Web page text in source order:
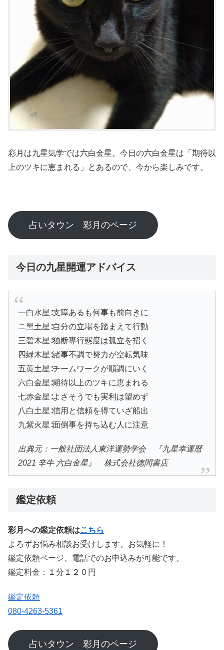
彩月は九星気学では六白金星。今日の六白金星は「期待以
上のツキに恵まれる」とあるので、今から楽しみです。
占いタウン 彩月のページ
今日の九星開運アドバイス
一白水星∶支障あるも何事も前向きに
ニ黑土星∶自分の立場を踏まえて行動
三碧木星∶独断専行態度は孤立を招く
四緑木星∶諸事不調で努力が空転気味
五黄土星∶チームワークが順調にいく
六白金星∶期待以上のツキに恵まれる
七赤金星∶よさそうでも実利は望めず
八白土星∶信用と信頼を得ていざ船出
九紫火星∶面倒事を持ち込む人に注意
出典元：一般社団法人東洋運勢学会 『九星幸運暦
2021 辛牛 六白金星』 株式会社徳間書店
鑑定依頼
彩月への鑑定依頼はこちら
よろずお悩み相談お受けします。お気軽に！
鑑定依頼ページ、電話でのお申込みが可能です。
鑑定料金：１分１２０円
鑑定依頼
080-4263-5361
占いタウン 彩月のページ